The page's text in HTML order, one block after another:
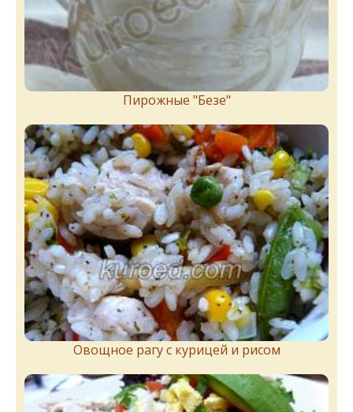
Пирожныe "Бeзe"
Овощное рагу с курицей и рисом